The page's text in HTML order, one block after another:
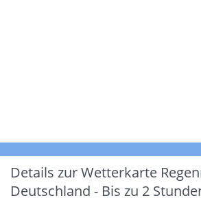
Details zur Wetterkarte
Deutschland - Bis zu 2